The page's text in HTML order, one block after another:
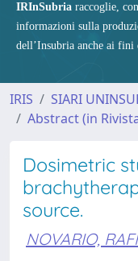
IRInSubria raccoglie,
informazioni sulla
dell’Insubria anche ai fini
IRIS SIARI
Abstract (in
Dosimetric
source.
NOVARIO,